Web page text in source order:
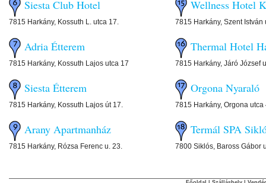
Siesta Club Hotel
7815 Harkány, Kossuth L. utca 17.
Adria Étterem
7815 Harkány, Kossuth Lajos utca 17
Siesta Étterem
7815 Harkány, Kossuth Lajos út 17.
Arany Apartmanház
7815 Harkány, Rózsa Ferenc u. 23.
Wellness Hotel
7815 Harkány, Szent István
Thermal Hotel
7815 Harkány, Járó József
Orgona Nyaraló
7815 Harkány, Orgona utca
Termál SPA
7800 Siklós, Baross Gábor